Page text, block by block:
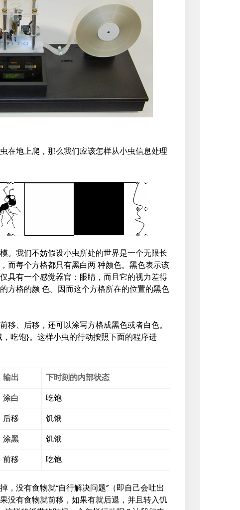
在地上爬，那么我们应该怎样从小虫信息处理
。我们不妨假设小虫所处的世界是一个无限长
而每个方格都只有黑白两 种颜色。黑色表示该
具有一个感觉器官：眼睛，而且它的视力差得
方格的颜 色。因而这个方格所在的位置的黑色
、后移，还可以涂写方格成黑色或者白色。
吃饱}。这样小虫的行动按照下面的程序进
输出
下时刻的内部状态
涂白
吃饱
后移
饥饿
涂黑
饥饿
前移 吃饱
，没有食物就“自行解决问题”（即自己会吐出
没有食物就前移，如果有就后退，并且转入饥